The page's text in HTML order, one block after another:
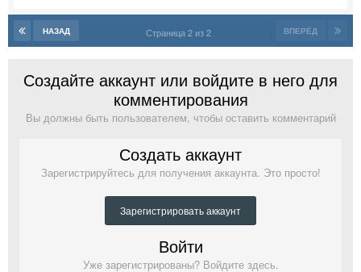
НАЗАД ВПЕРЁД
Страница 2 из 2
Создайте аккаунт или войдите в него для
комментирования
Вы должны быть пользователем, чтобы оставить комментарий
Создать аккаунт
Зарегистрируйтесь для получения аккаунта. Это просто!
Зарегистрировать аккаунт
Войти
Уже зарегистрированы? Войдите здесь.